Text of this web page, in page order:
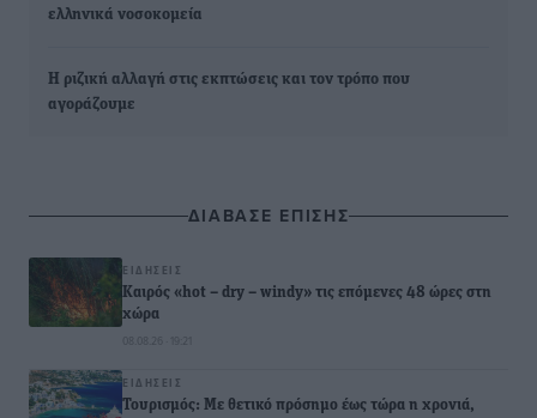
ελληνικά νοσοκομεία
Η ριζική αλλαγή στις εκπτώσεις και τον τρόπο που
αγοράζουμε
ΔΙΑΒΑΣΕ ΕΠΙΣΗΣ
ΕΙΔΉΣΕΙΣ
Καιρός «hot – dry – windy» τις επόμενες 48 ώρες στη
χώρα
08.08.26 · 19:21
ΕΙΔΉΣΕΙΣ
Τουρισμός: Με θετικό πρόσημο έως τώρα η χρονιά,